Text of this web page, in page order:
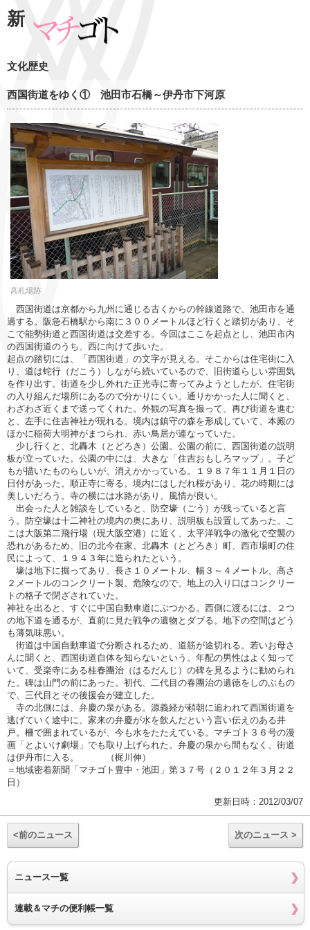
新
文化歴史
西国街道をゆく① 池田市石橋～伊丹市下河原
高札場跡
西国街道は京都から九州に通じる古くからの幹線道路で、池田市を通
過する。阪急石橋駅から南に３００メートルほど行くと踏切があり、そ
こで能勢街道と西国街道は交差する。今回はここを起点とし、池田市内
の西国街道のうち、西に向けて歩いた。
起点の踏切には、「西国街道」の文字が見える。そこからは住宅街に入
り、道は蛇行（だこう）しながら続いているので、旧街道らしい雰囲気
を作り出す。街道を少し外れた正光寺に寄ってみようとしたが、住宅街
の入り組んだ場所にあるので分かりにくい。通りかかった人に聞くと、
わざわざ近くまで送ってくれた。外観の写真を撮って、再び街道を進む
と、左手に住吉神社が現れる。境内は鎮守の森を形成していて、本殿の
ほかに稲荷大明神がまつられ、赤い鳥居が連なっていた。
少し行くと、北轟木（とどろき）公園。公園の前に、西国街道の説明
板が立っていた。公園の中には、大きな「住吉おもしろマップ」。子ど
もが描いたものらしいが、消えかかっている。１９８７年１１月１日の
日付があった。順正寺に寄る。境内にはしだれ桜があり、花の時期には
美しいだろう。寺の横には水路があり、風情が良い。
出会った人と雑談をしていると、防空壕（ごう）が残っていると言
う。防空壕は十二神社の境内の奥にあり、説明板も設置してあった。こ
こは大阪第二飛行場（現大阪空港）に近く、太平洋戦争の激化で空襲の
恐れがあるため、旧の北今在家、北轟木（とどろき）町、西市場町の住
民によって、１９４３年に造られたという。
壕は地下に掘ってあり、長さ１０メートル、幅３～４メートル、高さ
２メートルのコンクリート製。危険なので、地上の入り口はコンクリー
トの格子で閉ざされていた。
神社を出ると、すぐに中国自動車道にぶつかる。西側に渡るには、２つ
の地下道を通るが、直前に見た戦争の遺物とダブる。地下の空間はどう
も薄気味悪い。
街道は中国自動車道で分断されるため、道筋が途切れる。若いお母さ
んに聞くと、西国街道自体を知らないという。年配の男性はよく知って
いて、受楽寺にある桂春團治（はるだんじ）の碑を見るように勧められ
た。碑は山門の前にあった。初代、二代目の春團治の遺徳をしのぶもの
で、三代目とその後援会が建立した。
寺の北側には、弁慶の泉がある。源義経が頼朝に追われて西国街道を
逃げていく途中に、家来の弁慶が水を飲んだという言い伝えのある井
戸。柵で囲まれているが、今も水をたたえている。マチゴト３６号の漫
画「とよいけ劇場」でも取り上げられた。弁慶の泉から間もなく、街道
は伊丹市に入る。 （梶川伸）
＝地域密着新聞「マチゴト豊中・池田」第３７号（２０１２年３月２２
日）
更新日時：2012/03/07
<前のニュース 次のニュース >
ニュース一覧
連載＆マチの便利帳一覧